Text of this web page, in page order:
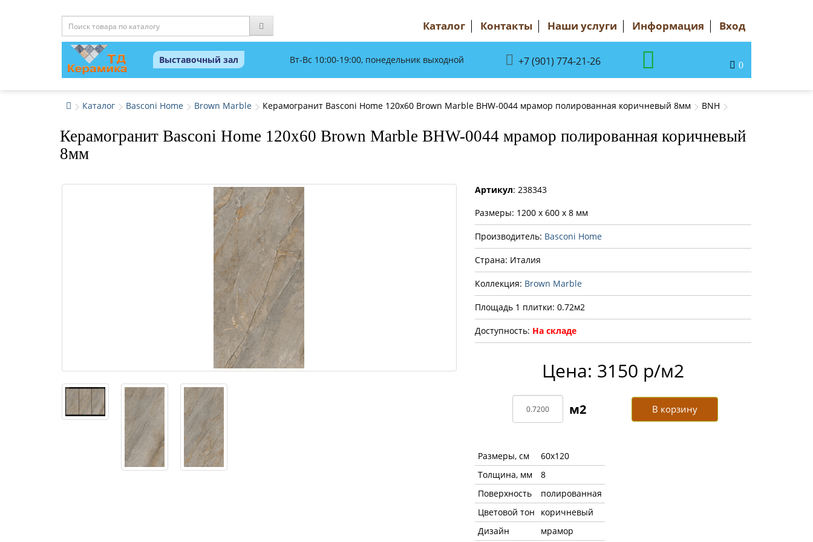
Каталог Контакты Наши услуги Информация Вход
Выставочный зал Вт-Вс 10:00-19:00, понедельник выходной +7 (901) 774-21-26 0
Каталог Basconi Home Brown Marble Керамогранит Basconi Home 120x60 Brown Marble BHW-0044 мрамор полированная коричневый 8мм BNH
Керамогранит Basconi Home 120x60 Brown Marble BHW-0044 мрамор полированная коричневый
8мм
Артикул: 238343
Размеры: 1200 x 600 x 8 мм
Производитель: Basconi Home
Страна: Италия
Коллекция: Brown Marble
Площадь 1 плитки: 0.72м2
Доступность: На складе
Цена: 3150 р/м2
В корзину
Размеры, см
60x120
Толщина, мм
8
Поверхность
полированная
Цветовой тон
коричневый
Дизайн
мрамор